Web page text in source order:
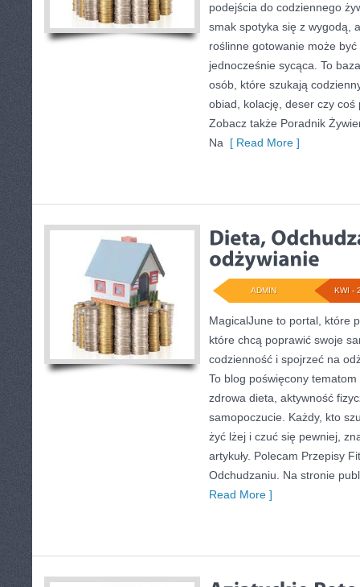
podejścia do codziennego
smak spotyka się z wygodą,
roślinne gotowanie może
jednocześnie sycąca. To
osób, które szukają
obiad, kolację, deser czy coś
Zobacz także Poradnik
Na [ Read More ]
KWI -
ADMIN
MagicalJune to portal, które
które chcą poprawić swoje
codzienność i spojrzeć na
To blog poświęcony
zdrowa dieta, aktywność
samopoczucie. Każdy, kto
żyć lżej i czuć się pewniej,
artykuły. Polecam Przepisy
Odchudzaniu. Na stronie
Read More ]